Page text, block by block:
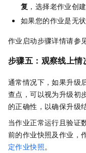
复 ，选择老作业创
如果您的作业是无
作业启动步骤详情请参
步骤五：观察线上情
通常情况下，如果升级
查点，可以视为升级初
的正确性，以确保升级
当作业正常运行且验证
前的作业快照及作业，
定作业快照。